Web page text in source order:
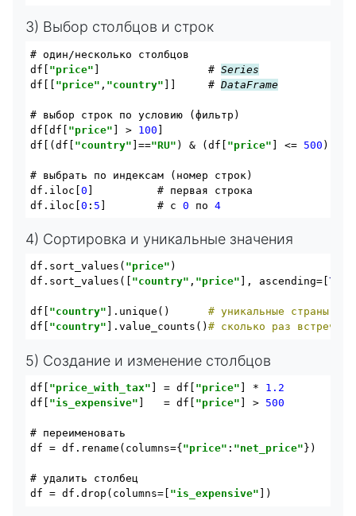
3) Выбор столбцов и строк
# один/несколько столбцов
df[ "price" ]                 # Series
df[[ "price" , "country" ]]     # DataFrame
# выбор строк по условию (фильтр)
df[df[ "price" ] > 100 ]
df[(df[ "country" ]=="RU" ) & (df[ "price" ] <= 500 )]
# выбрать по индексам (номер строк)
df.iloc[0 ]          # первая строка
df.iloc[0 : 5 ]        # с 0 по 4
4) Сортировка и уникальные значения
df.sort_values( "price" )
df.sort_values([ "country" , "price" ], ascending=[True
df[ "country" ].unique() # уникальные страны
df[ "country" ].value_counts()# сколько раз
5) Создание и изменение столбцов
df[ "price_with_tax" ] = df[ "price" ] * 1.2
df[ "is_expensive" ]   = df[ "price" ] > 500
# переименовать
df = df.rename(columns={ "price" : "net_price" })
# удалить столбец
df = df.drop(columns=[ "is_expensive"